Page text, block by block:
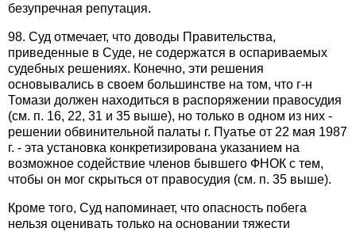
безупречная репутация.
98. Суд отмечает, что доводы Правительства,
приведенные в Суде, не содержатся в оспариваемых
судебных решениях. Конечно, эти решения
основывались в своем большинстве на том, что г-н
Томази должен находиться в распоряжении правосудия
(см. п. 16, 22, 31 и 35 выше), но только в одном из них -
решении обвинительной палаты г. Пуатье от 22 мая 1987
г. - эта установка конкретизирована указанием на
возможное содействие членов бывшего ФНОК с тем,
чтобы он мог скрыться от правосудия (см. п. 35 выше).
Кроме того, Суд напоминает, что опасность побега
нельзя оценивать только на основании тяжести